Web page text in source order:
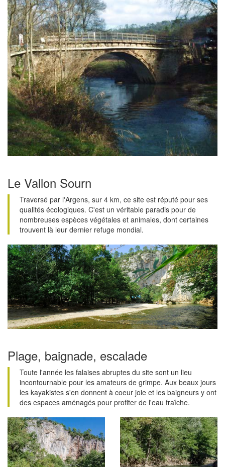
Le Vallon Sourn
Traversé par l'Argens, sur 4 km, ce site est réputé pour ses
qualités écologiques. C'est un véritable paradis pour de
nombreuses espèces végétales et animales, dont certaines
trouvent là leur dernier refuge mondial.
Plage, baignade, escalade
Toute l'année les falaises abruptes du site sont un lieu
incontournable pour les amateurs de grimpe. Aux beaux jours
les kayakistes s'en donnent à coeur joie et les baigneurs y ont
des espaces aménagés pour profiter de l'eau fraîche.